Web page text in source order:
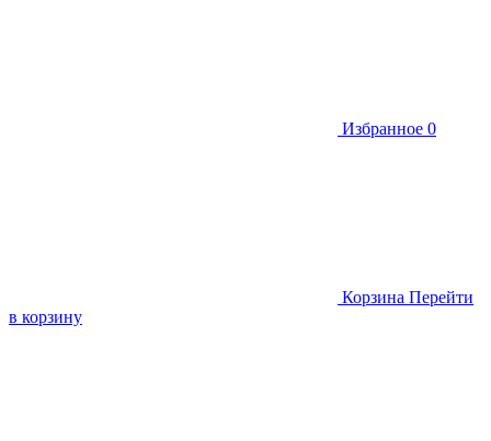
Избранное 0
Корзина Перейти
в корзину